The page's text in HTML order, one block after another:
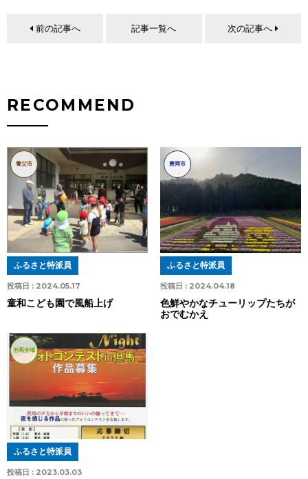
前の記事へ 記事一覧へ 次の記事へ
RECOMMEND
養父市
投稿日 : 2024.05.17
ふるさと特派員
童和こども園で風船上げ
豊岡市
投稿日 : 2024.04.18
ふるさと特派員
色鮮やかなチューリップたちが
おでむかえ
但馬全域
投稿日 : 2023.03.03
ふるさと特派員